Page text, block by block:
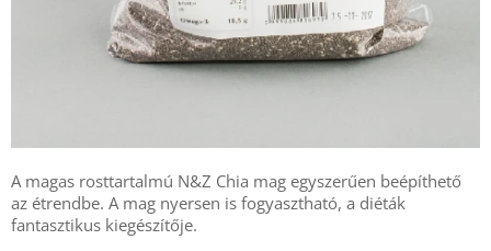
A magas rosttartalmú N&Z Chia mag egyszerűen beépíthető
az étrendbe. A mag nyersen is fogyasztható, a diéták
fantasztikus kiegészítője.